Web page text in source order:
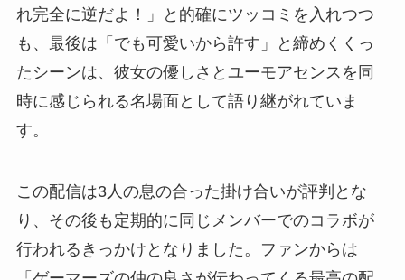
れ完全に逆だよ！」と的確にツッコミを入れつつ
も、最後は「でも可愛いから許す」と締めくくっ
たシーンは、彼女の優しさとユーモアセンスを同
時に感じられる名場面として語り継がれていま
す。
この配信は3人の息の合った掛け合いが評判とな
り、その後も定期的に同じメンバーでのコラボが
行われるきっかけとなりました。ファンからは